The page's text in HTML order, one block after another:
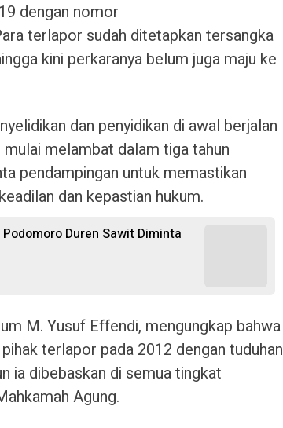
dengan nomor
terlapor sudah ditetapkan tersangka
kini perkaranya belum juga maju ke
dan penyidikan di awal berjalan
melambat dalam tiga tahun
pendampingan untuk memastikan
dan kepastian hukum.
Duren Sawit Diminta
M. Yusuf Effendi, mengungkap bahwa
terlapor pada 2012 dengan tuduhan
ia dibebaskan di semua tingkat
Agung.